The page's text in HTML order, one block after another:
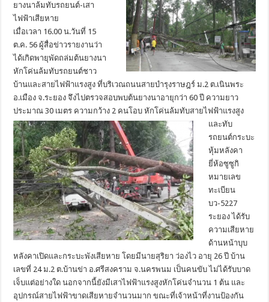
ยางนาล้มทับรถยนต์-เสา
ไฟฟ้าเสียหาย
เมื่อเวลา 16.00 น.วันที่ 15
ต.ค. 56 ผู้สื่อข่าวรายงานว่า
ได้เกิดพายุพัดถล่มต้นยางนา
หักโค่นล้มทับรถยนต์ชาว
บ้านและสายไฟฟ้าแรงสูง ที่บริเวณถนนสายบำรุงราษฎร์ ม.2 ต.เนินพระ
อ.เมือง จ.ระยอง จึงไปตรวจสอบพบต้นยางนาอายุกว่า 60 ปี ความยาว
ประมาณ 30 เมตร ความกว้าง 2 คนโอบหักโค่นล้มทับสายไฟฟ้าแรงสูง
และทับ
รถยนต์กระบะ
หุ้มหลังคา
ยี่ห้อซูซูกิ
หมายเลข
ทะเบียน
บว-5227
ระยอง ได้รับ
ความเสียหาย
ด้านหน้าบุบ
หลังคาเปิดและกระบะพังเสียหาย โดยมีนายสุริยา ว่องไว อายุ 26 ปี บ้าน
เลขที่ 24 ม.2 ต.บ้านข่า อ.ศรีสงคราม จ.นครพนม เป็นคนขับ ไม่ได้รับบาด
เจ็บแต่อย่างใด นอกจากนี้ยังมีเสาไฟฟ้าแรงสูงหักโค่นจำนวน 1 ต้น และ
อุปกรณ์สายไฟฟ้าขาดเสียหายจำนวนมาก ขณะที่เจ้าหน้าที่งานป้องกัน